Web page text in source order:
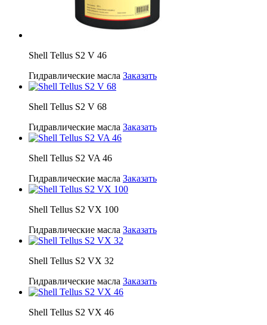
Shell Tellus S2 V 46
Гидравлические масла Заказать
Shell Tellus S2 V 68
Гидравлические масла Заказать
Shell Tellus S2 VA 46
Гидравлические масла Заказать
Shell Tellus S2 VX 100
Гидравлические масла Заказать
Shell Tellus S2 VX 32
Гидравлические масла Заказать
Shell Tellus S2 VX 46